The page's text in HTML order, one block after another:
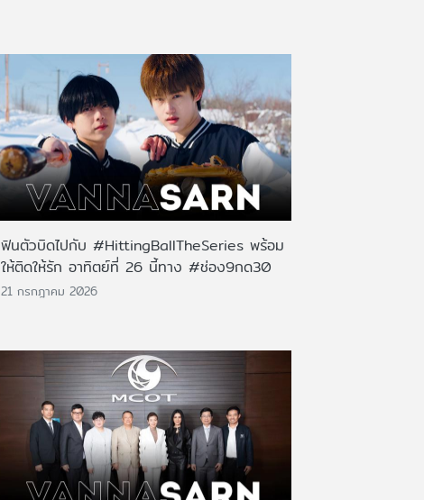
ฟินตัวบิดไปกับ #HittingBallTheSeries พร้อม
ให้ติดให้รัก อาทิตย์ที่ 26 นี้ทาง #ช่อง9กด30
21 กรกฎาคม 2026